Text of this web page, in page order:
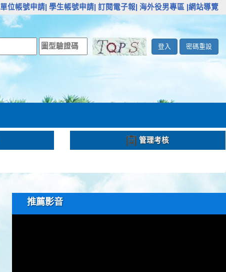
單位帳號申請| 學生帳號申請| 訂閱電子報| 海外役男專區 |網站導覽
登入 密碼重設
管理考核
推薦影音